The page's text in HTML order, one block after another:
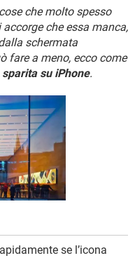
10
10
che molto spesso
che essa manca,
schermata
fare a meno, ecco come
su iPhone.
se l’icona